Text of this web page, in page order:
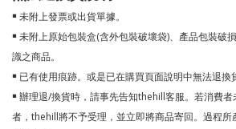
￭ 未附上發票或出貨單據。
￭ 未附上原始包裝盒(含外包裝破壞袋)、產品包裝破
識之商品。
￭ 已有使用痕跡。或是已在購買頁面說明中無法退換
￭ 辦理退/換貨時，請事先告知thehill客服。若消費
者，thehill將不予受理，並立即將商品寄回。過程